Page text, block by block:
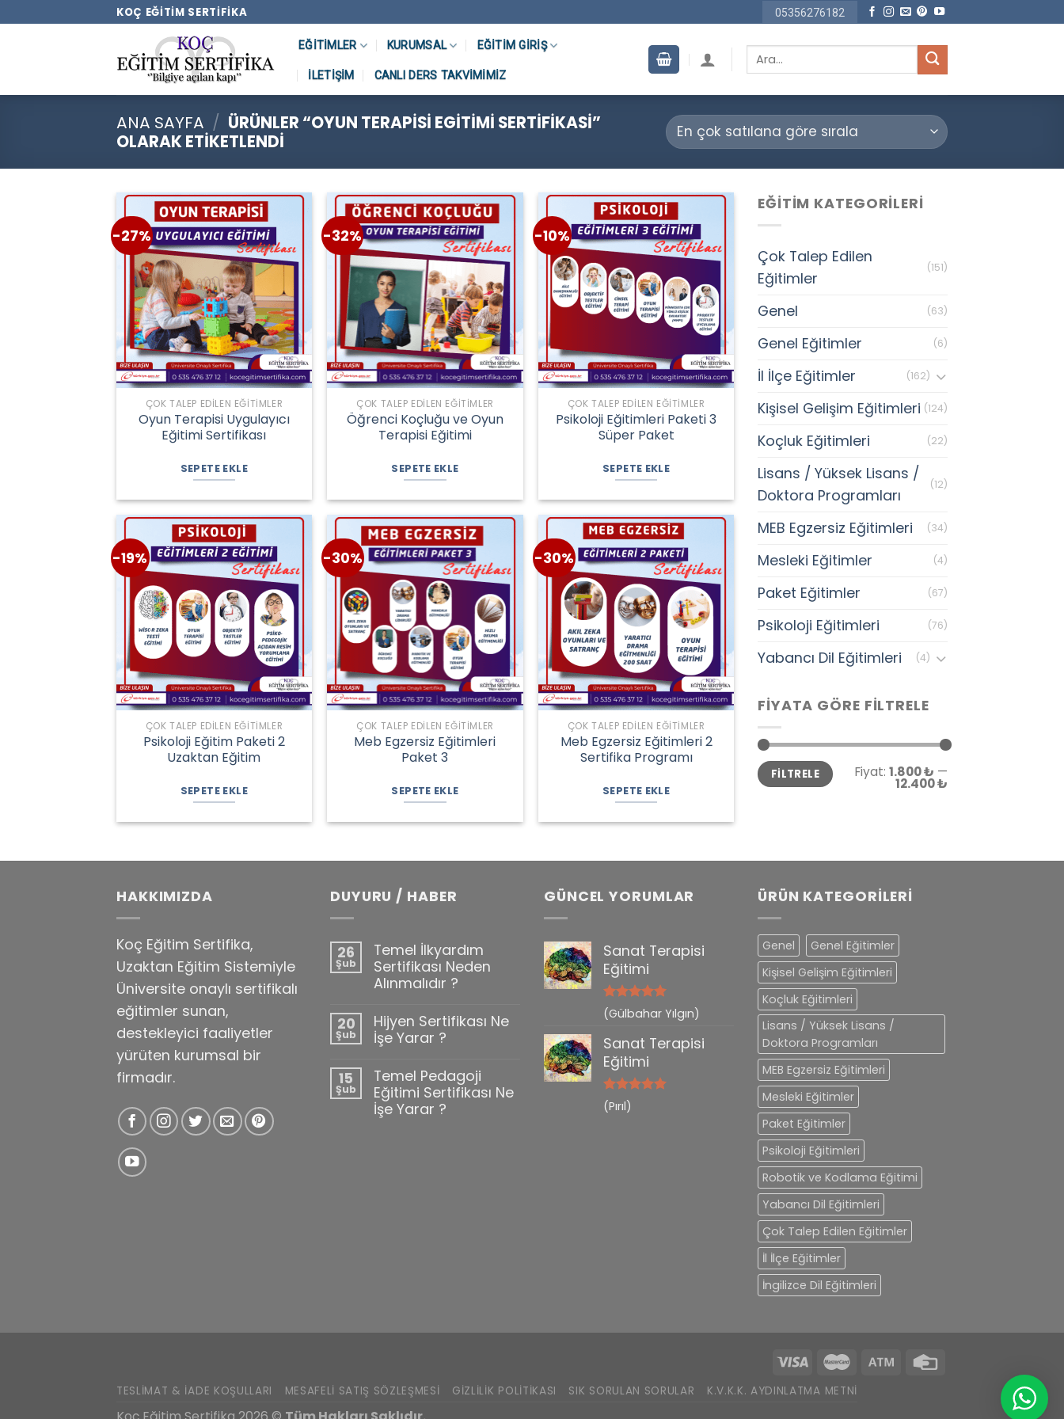
KOÇ EĞITIM SERTIFIKA 05356276182
EĞITIMLER KURUMSAL EĞITIM GIRIŞ
İLETIŞIM CANLI DERS TAKVIMIMIZ
Ara:
ANA SAYFA / ÜRÜNLER “OYUN TERAPISI EGITIMI SERTIFIKASI”
OLARAK ETIKETLENDI
-27%
ÇOK TALEP EDILEN EĞITIMLER
Oyun Terapisi Uygulayıcı
Eğitimi Sertifikası
fiyat:
2.450,00 ₺.
andaki
fiyat:
1.800,00 ₺.
SEPETE EKLE
-32%
ÇOK TALEP EDILEN EĞITIMLER
Öğrenci Koçluğu ve Oyun
Terapisi Eğitimi
fiyat:
3.150,00 ₺.
andaki
fiyat:
2.150,00 ₺.
SEPETE EKLE
-10%
ÇOK TALEP EDILEN EĞITIMLER
Psikoloji Eğitimleri Paketi 3
Süper Paket
fiyat:
13.750,00 ₺.
andaki
fiyat:
12.400,00 ₺.
SEPETE EKLE
-19%
ÇOK TALEP EDILEN EĞITIMLER
Psikoloji Eğitim Paketi 2
Uzaktan Eğitim
fiyat:
4.880,00 ₺.
andaki
fiyat:
3.950,00 ₺.
SEPETE EKLE
-30%
ÇOK TALEP EDILEN EĞITIMLER
Meb Egzersiz Eğitimleri
Paket 3
fiyat:
6.890,00 ₺.
andaki
fiyat:
4.850,00 ₺.
SEPETE EKLE
-30%
ÇOK TALEP EDILEN EĞITIMLER
Meb Egzersiz Eğitimleri 2
Sertifika Programı
fiyat:
2.800,00 ₺.
andaki
fiyat:
1.950,00 ₺.
SEPETE EKLE
EĞITIM KATEGORILERI
Çok Talep Edilen
Eğitimler
(151)
Genel (63)
Genel Eğitimler (6)
İl İlçe Eğitimler (162)
Kişisel Gelişim Eğitimleri (124)
Koçluk Eğitimleri (22)
Lisans / Yüksek Lisans /
Doktora Programları
(12)
MEB Egzersiz Eğitimleri (34)
Mesleki Eğitimler (4)
Paket Eğitimler (67)
Psikoloji Eğitimleri (76)
Yabancı Dil Eğitimleri (4)
FIYATA GÖRE FILTRELE
En
düşük
fiyat
En
yüksek
fiyat
FILTRELE Fiyat: 1.800 ₺ —
12.400 ₺
HAKKIMIZDA
Koç Eğitim Sertifika,
Uzaktan Eğitim Sistemiyle
Üniversite onaylı sertifikalı
eğitimler sunan,
destekleyici faaliyetler
yürüten kurumsal bir
firmadır.
DUYURU / HABER
26
Şub
Temel İlkyardım
Sertifikası Neden
Alınmalıdır ?
20
Şub
Hijyen Sertifikası Ne
İşe Yarar ?
15
Şub
Temel Pedagoji
Eğitimi Sertifikası Ne
İşe Yarar ?
GÜNCEL YORUMLAR
Sanat Terapisi
Eğitimi
5 üzerinden
5 oy aldı
(Gülbahar Yılgın)
Sanat Terapisi
Eğitimi
5 üzerinden
5oy aldı
(Pırıl)
ÜRÜN KATEGORILERI
Genel
Genel Eğitimler
Kişisel Gelişim Eğitimleri
Koçluk Eğitimleri
Lisans / Yüksek Lisans /
Doktora Programları
MEB Egzersiz Eğitimleri
Mesleki Eğitimler
Paket Eğitimler
Psikoloji Eğitimleri
Robotik ve Kodlama Eğitimi
Yabancı Dil Eğitimleri
Çok Talep Edilen Eğitimler
İl İlçe Eğitimler
İngilizce Dil Eğitimleri
TESLIMAT & İADE KOŞULLARI MESAFELI SATIŞ SÖZLEŞMESI GIZLILIK POLITIKASI SIK SORULAN SORULAR K.V.K.K. AYDINLATMA METNI